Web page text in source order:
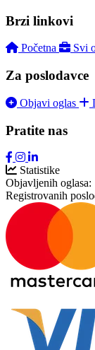
Brzi linkovi
Početna Svi
Za poslodavce
Objavi oglas
Pratite nas
Statistike
Objavljenih oglasa:
Registrovanih